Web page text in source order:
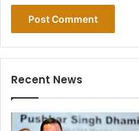
Recent News